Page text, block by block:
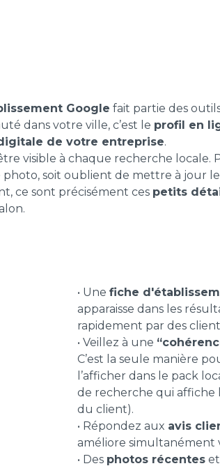
Google fait partie des
dans votre ville, c’est le profil en
de votre entreprise.
visible à chaque recherche
soit oublient de mettre à jour
ce sont précisément ces petits
• Une fiche
apparaisse dans les
rapidement par des
• Veillez à une
C’est la seule manière
l’afficher dans le pack
de recherche qui affiche
du client).
• Répondez aux avis
améliore simultanément
• Des photos récenteset